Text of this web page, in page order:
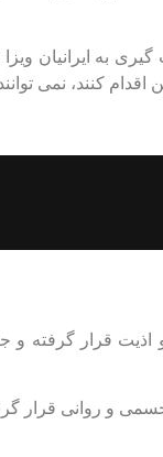
به ایرانیان
کنند، نمی
قرار گرفته و
و روانی قرار